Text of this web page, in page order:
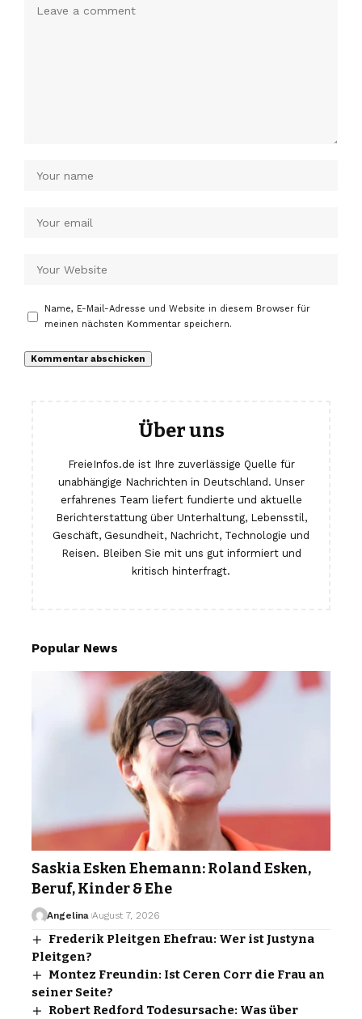
Name, E-Mail-Adresse und Website in diesem Browser für
meinen nächsten Kommentar speichern.
Über uns
FreieInfos.de ist Ihre zuverlässige Quelle für
unabhängige Nachrichten in Deutschland. Unser
erfahrenes Team liefert fundierte und aktuelle
Berichterstattung über Unterhaltung, Lebensstil,
Geschäft, Gesundheit, Nachricht, Technologie und
Reisen. Bleiben Sie mit uns gut informiert und
kritisch hinterfragt.
Popular News
Saskia Esken Ehemann: Roland Esken,
Beruf, Kinder & Ehe
Angelina August 7, 2026
Frederik Pleitgen Ehefrau: Wer ist Justyna
Pleitgen?
Montez Freundin: Ist Ceren Corr die Frau an
seiner Seite?
Robert Redford Todesursache: Was über